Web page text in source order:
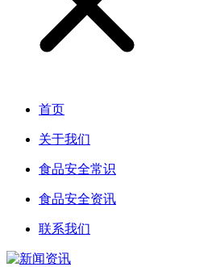
首页
关于我们
食品安全常识
食品安全资讯
联系我们